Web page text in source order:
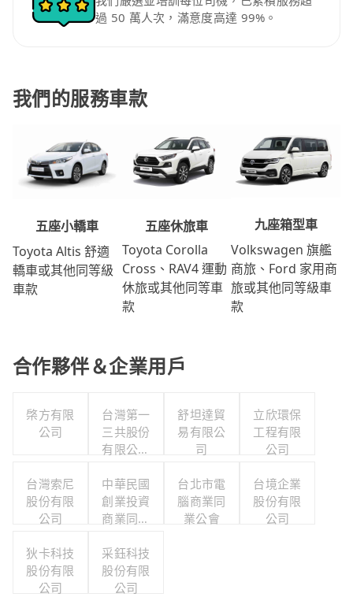
過 50 萬人次，滿意度高達 99%。
我們的服務車款
五座小轎車
Toyota Altis 舒適
轎車或其他同等級
車款
五座休旅車
Toyota Corolla
Cross、RAV4 運動
休旅或其他同等車
款
九座箱型車
Volkswagen 旗艦
商旅、Ford 家用商
旅或其他同等級車
款
合作夥伴＆企業用戶
棨方有限
公司
台灣第一
三共股份
有限公司
委員會
舒坦達貿
易有限公
司
立欣環保
工程有限
公司
台灣索尼
股份有限
公司
中華民國
創業投資
商業同業
台北市電
腦商業同
業公會
台境企業
股份有限
公司
狄卡科技
股份有限
公司
采鈺科技
股份有限
公司